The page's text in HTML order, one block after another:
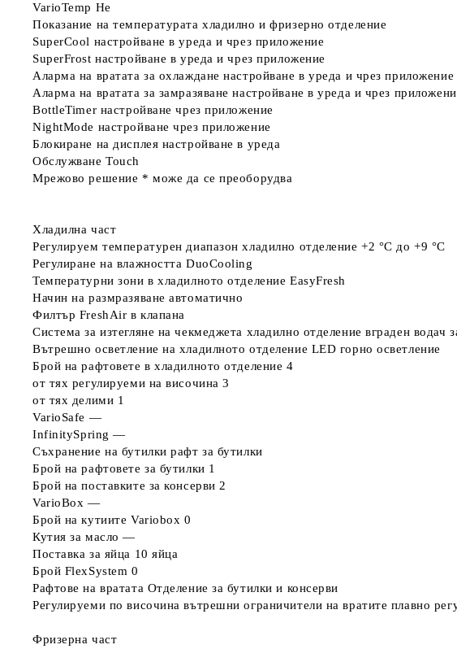
VarioTemp Не
Показание на температурата хладилно и фризерно отделение
SuperCool настройване в уреда и чрез приложение
SuperFrost настройване в уреда и чрез приложение
Аларма на вратата за oхлаждане настройване в уреда и чрез приложение
Аларма на вратата за замразяване настройване в уреда и чрез
BottleTimer настройване чрез приложение
NightMode настройване чрез приложение
Блокиране на дисплея настройване в уреда
Обслужване Touch
Мрежово решение * може да се преоборудва
Хладилна част
Регулируем температурен диапазон хладилно отделение +2 °C до +9 °C
Регулиране на влажността DuoCooling
Температурни зони в хладилното отделение EasyFresh
Начин на размразяване автоматично
Филтър FreshAir в клапана
Система за изтегляне на чекмеджета хладилно отделение вграден водач
Вътрешно осветление на хладилното отделение LED горно осветление
Брой на рафтовете в хладилното отделение 4
от тях регулируеми на височина 3
от тях делими 1
VarioSafe —
InfinitySpring —
Съхранение на бутилки рафт за бутилки
Брой на рафтовете за бутилки 1
Брой на поставките за консерви 2
VarioBox —
Брой на кутиите Variobox 0
Кутия за масло —
Поставка за яйца 10 яйца
Брой FlexSystem 0
Рафтове на вратата Отделение за бутилки и консерви
Регулируеми по височина вътрешни ограничители на вратите плавно
Фризерна част